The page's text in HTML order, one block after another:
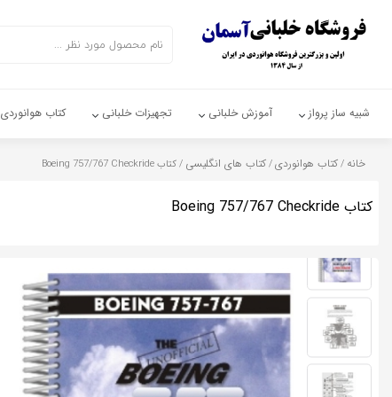
شبیه ساز پرواز آموزش خلبانی تجهیزات خلبانی کتاب هوانوردی
اشتراک گذاری
با استفاده از روش‌های زیر می‌توانید این صفحه را با دوستان خود به
خانه /کتاب هوانوردی/کتاب های انگلیسی / کتاب Boeing 757/767 Checkride
کتاب Boeing 757/767 Checkride